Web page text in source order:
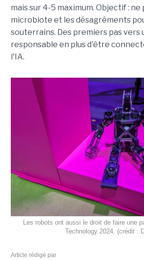
mais sur 4-5 maximum. Objectif :
microbiote et les désagréments
souterrains. Des premiers pas vers
responsable en plus d'être
l'IA.
Les robots ont aussi le droit de faire une
Technology 2024. (crédit :
Article rédigé par